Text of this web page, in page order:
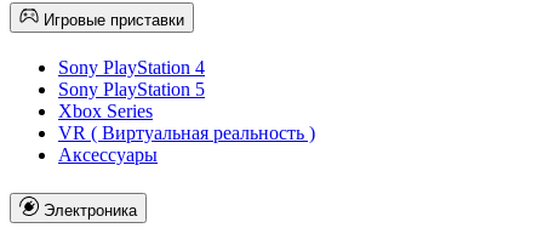
Игровые приставки
Sony PlayStation 4
Sony PlayStation 5
Xbox Series
VR ( Виртуальная реальность )
Аксессуары
Электроника